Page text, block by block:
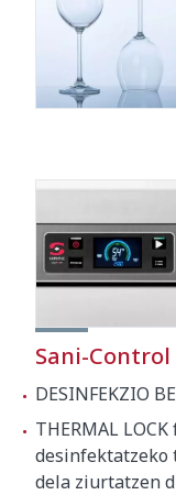
Enbalajearen
Sani-Control
DESINFEKZIO
THERMAL
desinfektatzeko
dela ziurtatzen